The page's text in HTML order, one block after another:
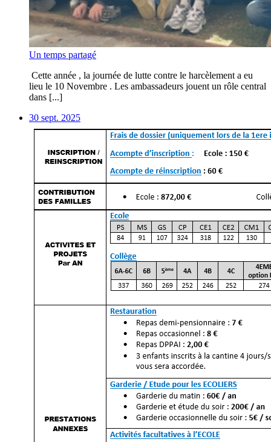
Un temps partagé
Cette année , la journée de lutte contre le harcèlement a eu
lieu le 10 Novembre . Les ambassadeurs jouent un rôle central
dans [...]
30 sept. 2025